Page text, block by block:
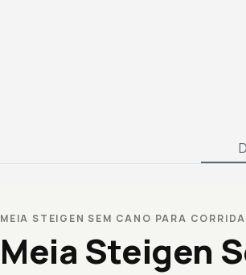
MEIA STEIGEN SEM CANO PARA CORRIDA
Meia Steigen